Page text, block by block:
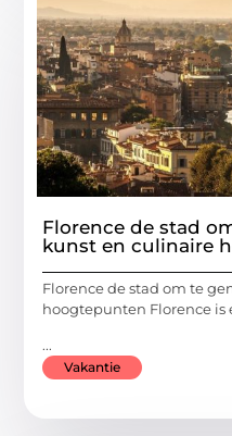
Florence de stad
kunst en culinaire
Florence de stad om te
hoogtepunten Florence is
...
Vakantie